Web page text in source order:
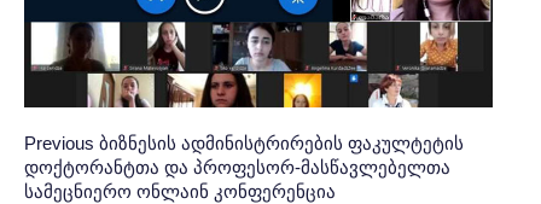
Post
navigation
პოსტის
ნავიგაცია
Previous Previous
Post:
ბიზნესის ადმინისტრირების ფაკულტეტის
დოქტორანტთა და პროფესორ-მასწავლებელთა
სამეცნიერო ონლაინ კონფერენცია